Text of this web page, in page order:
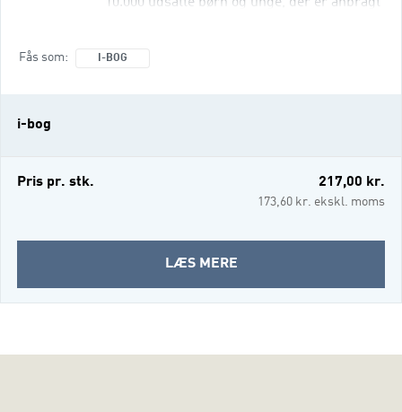
Fås som I-BOG
i-bog
Pris pr. stk. 217,00 kr.
173,60 kr. ekskl. moms
LÆS MEREOM
PLEJEFAMILIE
(I-